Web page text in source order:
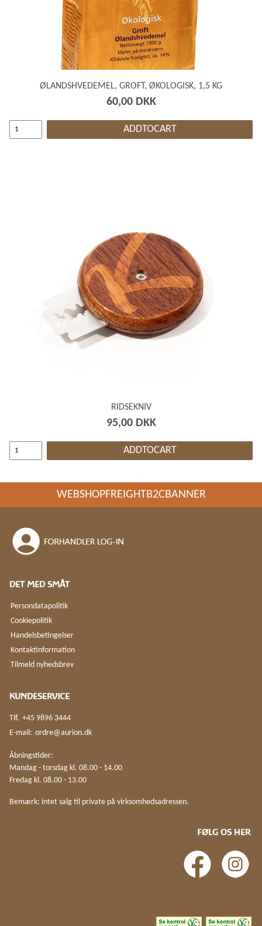
ØLANDSHVEDEMEL, GROFT, ØKOLOGISK, 1,5 KG
60,00 DKK
ADDTOCART
RIDSEKNIV
95,00 DKK
ADDTOCART
WEBSHOPFREIGHTB2CBANNER
DET MED SMÅT
Persondatapolitik
Cookiepolitik
Handelsbetingelser
Kontaktinformation
Tilmeld nyhedsbrev
KUNDESERVICE
Tlf. +45 9896 3444
E-mail: ordre@aurion.dk
Åbningstider:
Mandag - torsdag kl. 08.00 - 14.00
Fredag kl. 08.00 - 13.00
Bemærk: intet salg til private på virksomhedsadressen.
FØLG OS HER